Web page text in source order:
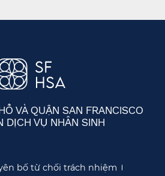
VÀ QUẬN SAN FRANCISCO
DỊCH VỤ NHÂN SINH
bố từ chối trách nhiệm​​